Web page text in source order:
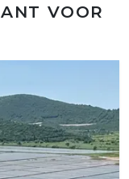
VOOR